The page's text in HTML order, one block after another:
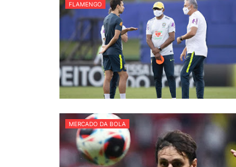
FLAMENGO
MERCADO DA BOLA